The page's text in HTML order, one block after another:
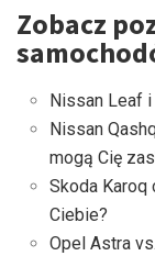
Zobacz
Nissan Leaf
Nissan
mogą Cię
Skoda
Ciebie?
Opel Astra